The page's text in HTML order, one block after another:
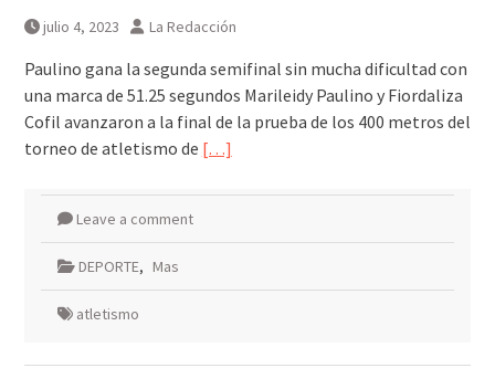
julio 4, 2023 La Redacción
Paulino gana la segunda semifinal sin mucha dificultad con
una marca de 51.25 segundos Marileidy Paulino y Fiordaliza
Cofil avanzaron a la final de la prueba de los 400 metros del
torneo de atletismo de […]
Leave a comment
DEPORTE, Mas
atletismo